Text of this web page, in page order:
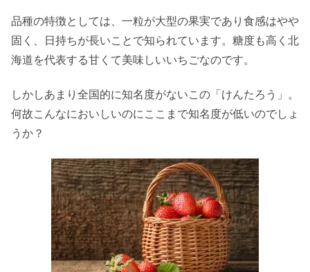
品種の特徴としては、一粒が大型の果実であり食感はやや
固く、日持ちが長いことで知られています。糖度も高く北
海道を代表する甘くて美味しいいちごなのです。
しかしあまり全国的に知名度がないこの「けんたろう」。
何故こんなにおいしいのにここまで知名度が低いのでしょ
うか？